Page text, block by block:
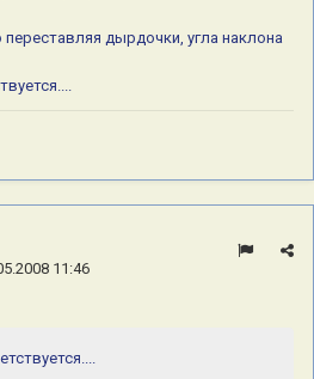
переставляя дырдочки, угла наклона
11:46